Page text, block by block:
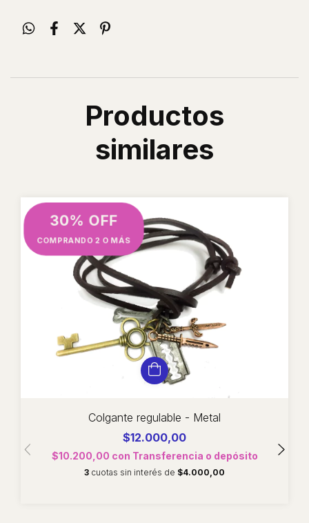
Productos
similares
30% OFF
COMPRANDO 2 O MÁS
Colgante regulable - Metal
$12.000,00
$10.200,00 con Transferencia o depósito
3 cuotas sin interés de $4.000,00